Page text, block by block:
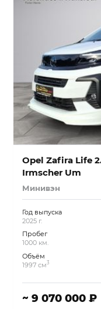
Opel Zafira Life
Irmscher Um
Минивэн
Год выпуска
2025 г.
Пробег
1000 км.
Объём
1997 см3
~ 9 070 000 ₽